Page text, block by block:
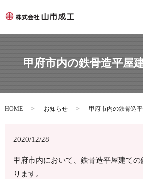
甲府市内の鉄骨造平屋
HOME お知らせ 甲府市内の鉄骨造
2020/12/28
甲府市内において、鉄骨造平屋建て
ります。